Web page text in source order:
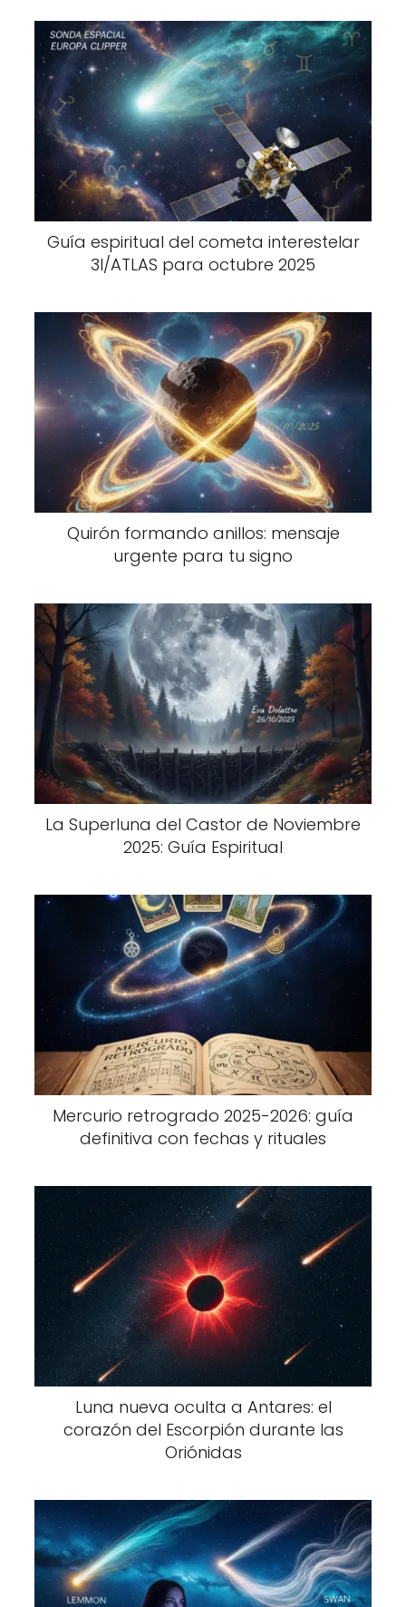
Guía espiritual del cometa interestelar
3I/ATLAS para octubre 2025
Quirón formando anillos: mensaje
urgente para tu signo
La Superluna del Castor de Noviembre
2025: Guía Espiritual
Mercurio retrogrado 2025-2026: guía
definitiva con fechas y rituales
Luna nueva oculta a Antares: el
corazón del Escorpión durante las
Oriónidas